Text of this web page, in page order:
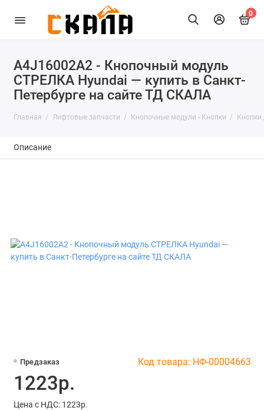
0
A4J16002A2 - Кнопочный модуль
СТРЕЛКА Hyundai — купить в Санкт-
Петербурге на сайте ТД СКАЛА
Главная Лифтовые запчасти Кнопочные модули - Кнопки
Описание
Предзаказ Код товара: НФ-00004663
1223р.
Цена с НДС: 1223р.